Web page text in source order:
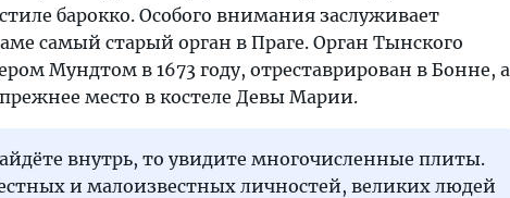
барокко. Особого внимания заслуживает
самый старый орган в Праге. Орган Тынского
Мундтом в 1673 году, отреставрирован в Бонне, а
место в костеле Девы Марии.
внутрь, то увидите многочисленные плиты.
и малоизвестных личностей, великих людей